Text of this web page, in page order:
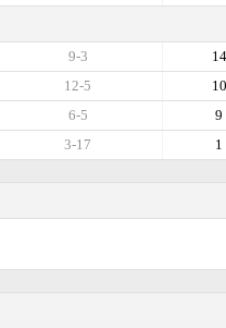
14
9-3
10
12-5
9
6-5
1
3-17